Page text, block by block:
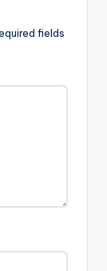
fields